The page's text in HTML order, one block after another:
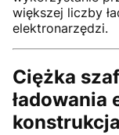
większej liczby
elektronarzędzi.
Ciężka
ładowania